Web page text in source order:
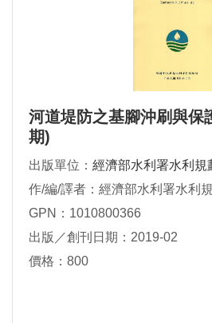
河道堤防之基腳沖刷與保
期)
出版單位： 經濟部水利署水利規
作/編/譯者：經濟部水利署水利
GPN：1010800366
出版／創刊日期：2019-02
價格：800